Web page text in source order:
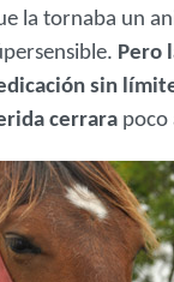
la tornaba un
Pero
sin
cerrara poco